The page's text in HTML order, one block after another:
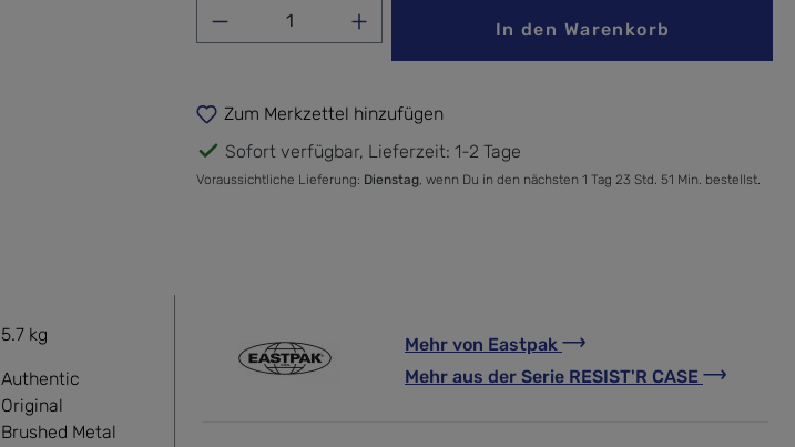
Produkt Anzahl: Gib den gewünschten Wert ein
In den Warenkorb
Zum Merkzettel hinzufügen
Sofort verfügbar, Lieferzeit: 1-2 Tage
Voraussichtliche Lieferung: Dienstag , wenn Du in den nächsten 1 Tag 23 Std. 51 Min. bestellst.
5.7 kg
Authentic
Original
Brushed Metal
Mehr von Eastpak
Mehr aus der Serie RESIST'R CASE